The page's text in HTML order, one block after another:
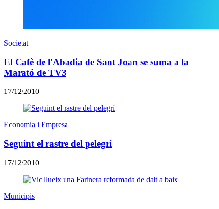
Societat
El Cafè de l'Abadia de Sant Joan se suma a la
Marató de TV3
17/12/2010
Economia i Empresa
Seguint el rastre del pelegrí
17/12/2010
Municipis